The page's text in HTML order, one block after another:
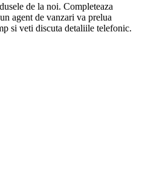
de la noi. Completeaza
agent de vanzari va prelua
si veti discuta detaliile telefonic.